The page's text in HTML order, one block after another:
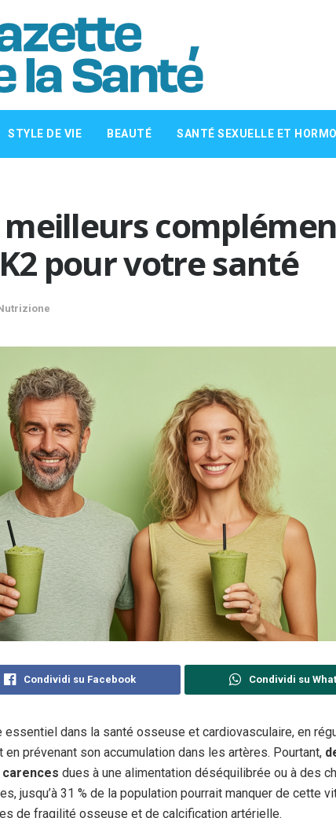
STYLE DE VIE BEAUTÉ SANTÉ SEXUELLE ET
meilleurs
pour votre santé
Condividi su Facebook Condividi su
essentiel dans la santé osseuse et cardiovasculaire, en
prévenant son accumulation dans les artères. Pourtant,
dues à une alimentation déséquilibrée ou à des
jusqu’à 31 % de la population pourrait manquer de cette
de fragilité osseuse et de calcification artérielle.